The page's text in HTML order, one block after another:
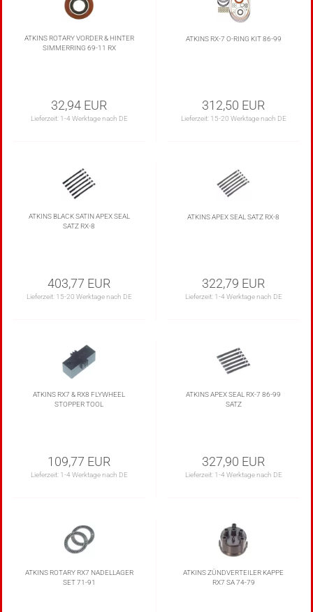
ATKINS ROTARY VORDER & HINTER
SIMMERRING 69-11 RX
32,94 EUR
Lieferzeit: 1-4 Werktage nach DE
ATKINS RX-7 O-RING KIT 86-99
312,50 EUR
Lieferzeit: 15-20 Werktage nach DE
ATKINS BLACK SATIN APEX SEAL
SATZ RX-8
403,77 EUR
Lieferzeit: 15-20 Werktage nach DE
ATKINS APEX SEAL SATZ RX-8
322,79 EUR
Lieferzeit: 1-4 Werktage nach DE
ATKINS RX7 & RX8 FLYWHEEL
STOPPER TOOL
109,77 EUR
Lieferzeit: 1-4 Werktage nach DE
ATKINS APEX SEAL RX-7 86-99
SATZ
327,90 EUR
Lieferzeit: 1-4 Werktage nach DE
ATKINS ROTARY RX7 NADELLAGER
SET 71-91
ATKINS ZÜNDVERTEILER KAPPE
RX7 SA 74-79